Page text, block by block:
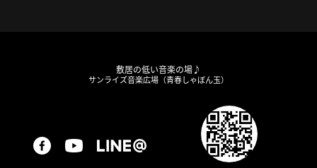
敷居の低い音楽の場♪
サンライズ音楽広場（青春しゃぼん玉）